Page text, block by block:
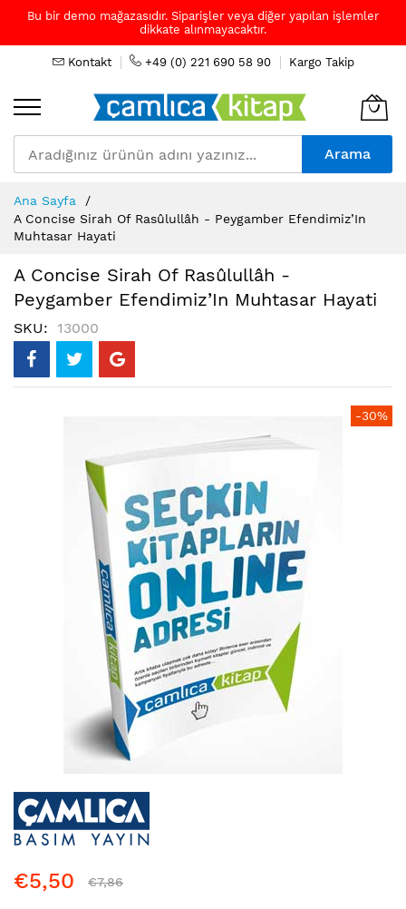
Bu bir demo mağazasıdır. Siparişler veya diğer yapılan işlemler
dikkate alınmayacaktır.
Kontakt +49 (0) 221 690 58 90 Kargo Takip
Arama
to
Content
Ana Sayfa
A Concise Sirah Of Rasûlullâh - Peygamber Efendimiz’In
Muhtasar Hayati
A Concise Sirah Of Rasûlullâh -
Peygamber Efendimiz’In Muhtasar Hayati
SKU 13000
Resim
galerisinin
başına
-30%
€5,50 €7,86